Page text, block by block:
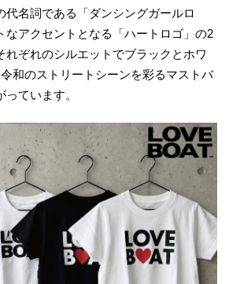
代名詞である「ダンシングガールロ
なアクセントとなる「ハートロゴ」の2
れぞれのシルエットでブラックとホワ
和のストリートシーンを彩るマストバ
ています。